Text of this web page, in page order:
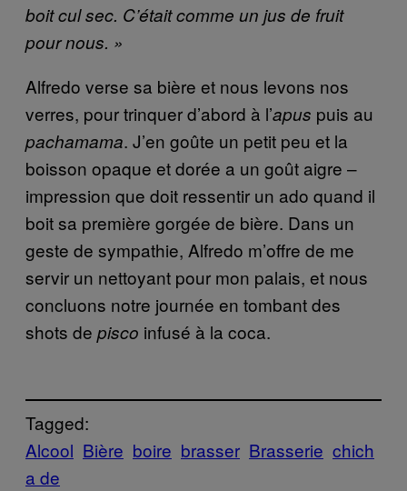
boit cul sec. C’était comme un jus de fruit
pour nous. »
Alfredo verse sa bière et nous levons nos
verres, pour trinquer d’abord à l’apus puis au
pachamama. J’en goûte un petit peu et la
boisson opaque et dorée a un goût aigre –
impression que doit ressentir un ado quand il
boit sa première gorgée de bière. Dans un
geste de sympathie, Alfredo m’offre de me
servir un nettoyant pour mon palais, et nous
concluons notre journée en tombant des
shots de pisco infusé à la coca.
Tagged:
Alcool Bière boire brasser Brasserie chich
a de